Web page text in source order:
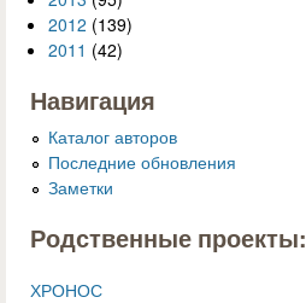
2012 (139)
2011 (42)
Навигация
Каталог авторов
Последние обновления
Заметки
Родственные проекты:
ХРОНОС